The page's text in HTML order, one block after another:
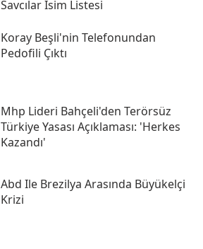
Savcılar Isim Listesi
Koray Beşli'nin Telefonundan
Pedofili Çıktı
Mhp Lideri Bahçeli'den Terörsüz
Türkiye Yasası Açıklaması: 'herkes
Kazandı'
Abd Ile Brezilya Arasında Büyükelçi
Krizi